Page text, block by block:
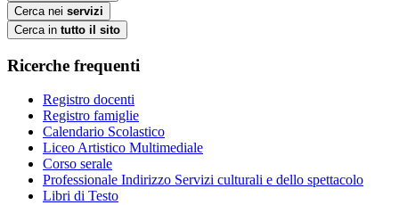
Cerca nei servizi
Cerca in tutto il sito
Ricerche frequenti
Registro docenti
Registro famiglie
Calendario Scolastico
Liceo Artistico Multimediale
Corso serale
Professionale Indirizzo Servizi culturali e dello spettacolo
Libri di Testo